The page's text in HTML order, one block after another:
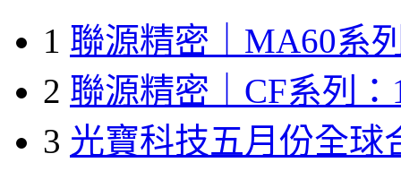
1 聯源精密｜MA60系
2 聯源精密｜CF系列：
3 光寶科技五月份全球